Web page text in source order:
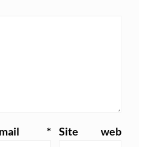
mail* Site web